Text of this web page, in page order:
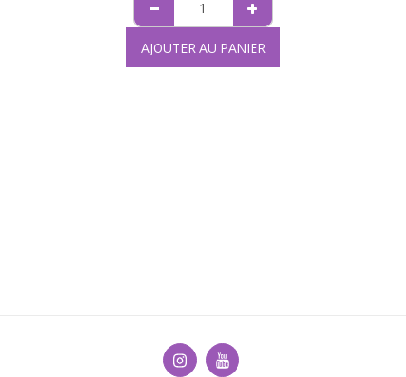
AJOUTER AU PANIER